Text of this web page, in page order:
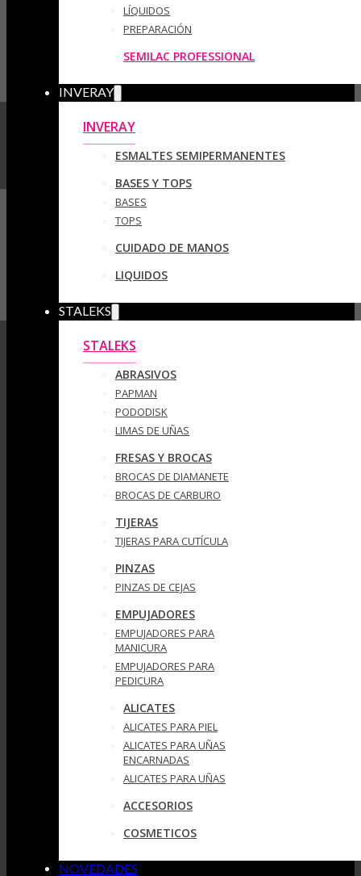
LÍQUIDOS
PREPARACIÓN
SEMILAC PROFESSIONAL
INVERAY
INVERAY
ESMALTES SEMIPERMANENTES
BASES Y TOPS
BASES
TOPS
CUIDADO DE MANOS
LIQUIDOS
STALEKS
STALEKS
ABRASIVOS
PAPMAN
PODODISK
LIMAS DE UÑAS
FRESAS Y BROCAS
BROCAS DE DIAMANETE
BROCAS DE CARBURO
TIJERAS
TIJERAS PARA CUTÍCULA
PINZAS
PINZAS DE CEJAS
EMPUJADORES
EMPUJADORES PARA
MANICURA
EMPUJADORES PARA
PEDICURA
ALICATES
ALICATES PARA PIEL
ALICATES PARA UÑAS
ENCARNADAS
ALICATES PARA UÑAS
ACCESORIOS
COSMETICOS
NOVEDADES